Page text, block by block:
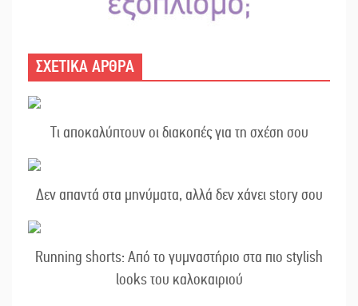
ΣΧΕΤΙΚΑ ΑΡΘΡΑ
Τι αποκαλύπτουν οι διακοπές για τη σχέση σου
Δεν απαντά στα μηνύματα, αλλά δεν χάνει story σου
Running shorts: Από το γυμναστήριο στα πιο stylish
looks του καλοκαιριού